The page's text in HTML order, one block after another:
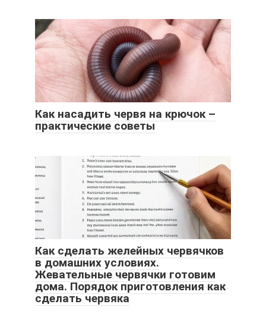
Как насадить червя на крючок –
практические советы
Как сделать желейных червячков
в домашних условиях.
Жевательные червячки готовим
дома. Порядок приготовления как
сделать червяка